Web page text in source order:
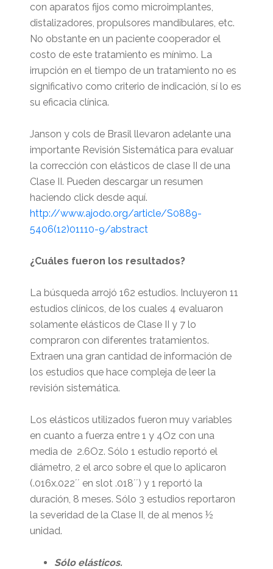
con aparatos fijos como microimplantes,
distalizadores, propulsores mandibulares, etc.
No obstante en un paciente cooperador el
costo de este tratamiento es mínimo. La
irrupción en el tiempo de un tratamiento no es
significativo como criterio de indicación, sí lo es
su eficacia clínica.
Janson y cols de Brasil llevaron adelante una
importante Revisión Sistemática para evaluar
la corrección con elásticos de clase II de una
Clase II. Pueden descargar un resumen
haciendo click desde aquí.
http://www.ajodo.org/article/S0889-
5406(12)01110-9/abstract
¿Cuáles fueron los resultados?
La búsqueda arrojó 162 estudios. Incluyeron 11
estudios clínicos, de los cuales 4 evaluaron
solamente elásticos de Clase II y 7 lo
compraron con diferentes tratamientos.
Extraen una gran cantidad de información de
los estudios que hace compleja de leer la
revisión sistemática.
Los elásticos utilizados fueron muy variables
en cuanto a fuerza entre 1 y 4Oz con una
media de 2.6Oz. Sólo 1 estudio reportó el
diámetro, 2 el arco sobre el que lo aplicaron
(.016x.022´´ en slot .018´´) y 1 reportó la
duración, 8 meses. Sólo 3 estudios reportaron
la severidad de la Clase II, de al menos ½
unidad.
Sólo elásticos.